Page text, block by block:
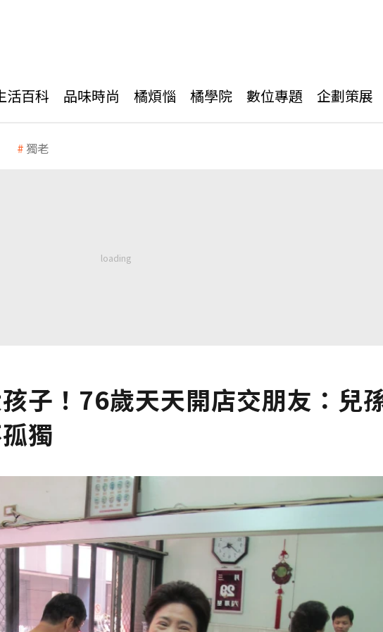
活百科 品味時尚 橘煩惱 橘學院 數位專題 企劃策展
獨老
子！76歲天天開店交朋友：兒
獨